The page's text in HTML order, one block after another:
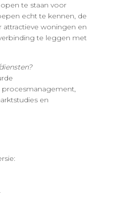
te staan voor
echt te kennen, de
attractieve woningen en
te leggen met
en